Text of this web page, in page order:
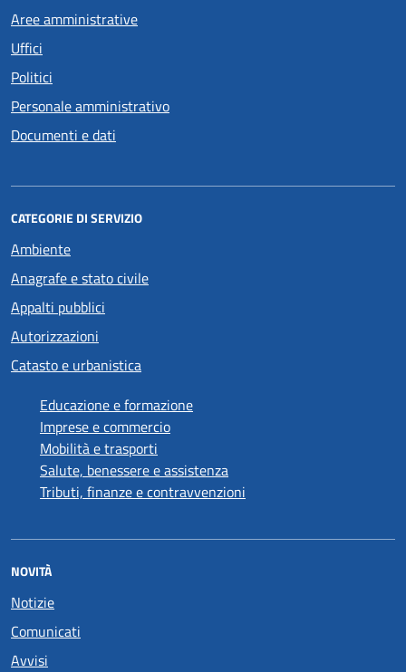
Aree amministrative
Uffici
Politici
Personale amministrativo
Documenti e dati
CATEGORIE DI SERVIZIO
Ambiente
Anagrafe e stato civile
Appalti pubblici
Autorizzazioni
Catasto e urbanistica
Educazione e formazione
Imprese e commercio
Mobilità e trasporti
Salute, benessere e assistenza
Tributi, finanze e contravvenzioni
NOVITÀ
Notizie
Comunicati
Avvisi